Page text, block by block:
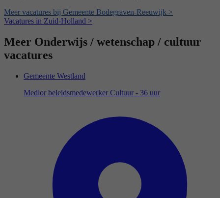
Meer vacatures bij Gemeente Bodegraven-Reeuwijk >
Vacatures in Zuid-Holland >
Meer Onderwijs / wetenschap / cultuur
vacatures
Gemeente Westland
Medior beleidsmedewerker Cultuur - 36 uur